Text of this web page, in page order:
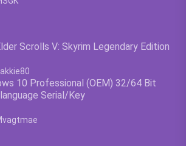
Scrolls V: Skyrim Legendary Edition
4.63
10 Professional (OEM) 32/64 Bit
Serial/Key
4.63